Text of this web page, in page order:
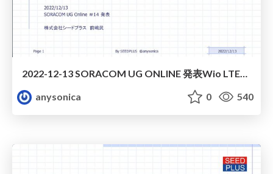
2022-12-13 SORACOM UG ONLINE 発表Wio LTEを学びなおす
anysonica
0 540